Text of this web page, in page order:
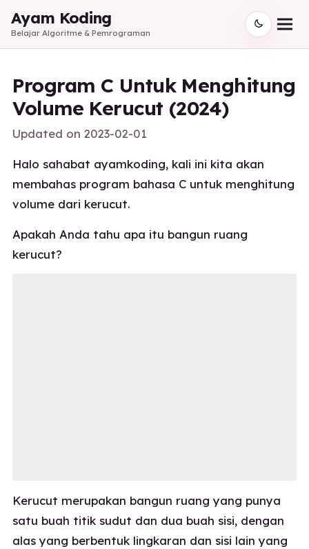
Ayam Koding
Belajar Algoritme & Pemrograman
Program C Untuk Menghitung
Volume Kerucut (2024)
Updated on2023-02-01
Halo sahabat ayamkoding, kali ini kita akan
membahas program bahasa C untuk menghitung
volume dari kerucut.
Apakah Anda tahu apa itu bangun ruang
kerucut?
Kerucut merupakan bangun ruang yang punya
satu buah titik sudut dan dua buah sisi, dengan
alas yang berbentuk lingkaran dan sisi lain yang